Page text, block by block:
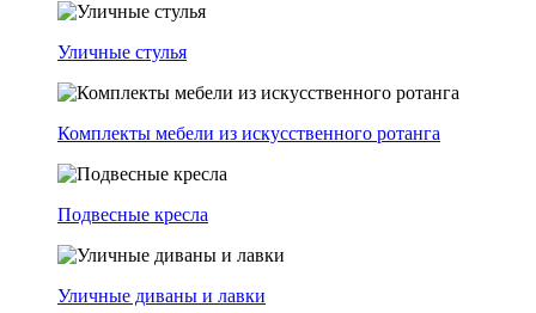
Уличные стулья
Комплекты мебели из искусственного ротанга
Подвесные кресла
Уличные диваны и лавки